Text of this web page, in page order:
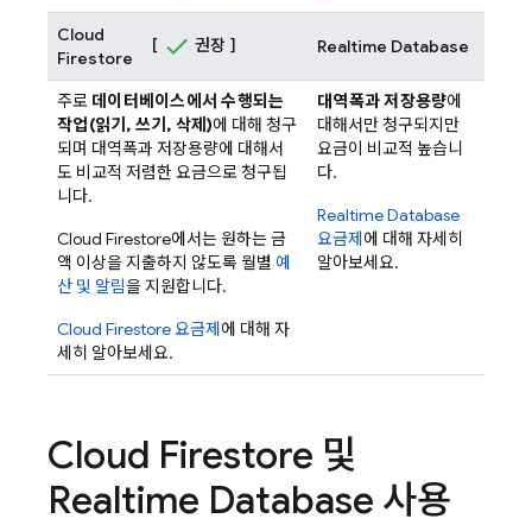
Cloud
Firestore
[ 권장 ] Realtime Database
주로 데이터베이스에서 수행되는
작업(읽기, 쓰기, 삭제)에 대해 청구
되며 대역폭과 저장용량에 대해서
도 비교적 저렴한 요금으로 청구됩
니다.
Cloud Firestore에서는 원하는 금
액 이상을 지출하지 않도록 월별 예
산 및 알림을 지원합니다.
Cloud Firestore요금제에 대해 자
세히 알아보세요.
대역폭과 저장용량에
대해서만 청구되지만
요금이 비교적 높습니
다.
Realtime Database
요금제에 대해 자세히
알아보세요.
Cloud Firestore 및
Realtime Database 사용